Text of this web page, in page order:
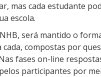
mas cada estudante
escola.
será mantido o
cada, compostas por
fases on-line
participantes por